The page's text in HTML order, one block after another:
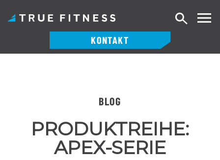
KONTAKT
Suche
BLOG
PRODUKTREIHE:
APEX-SERIE